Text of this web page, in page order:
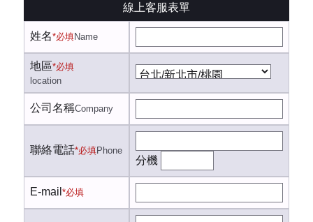
線上客服表單
姓名*必填Name
地區*必填
location
公司名稱Company
聯絡電話*必填Phone
分機
E-mail *必填